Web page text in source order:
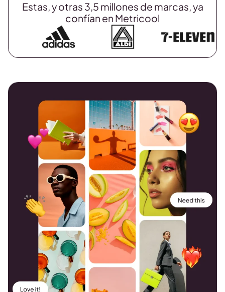
Estas, y otras 3,5 millones de marcas, ya
confían en Metricool